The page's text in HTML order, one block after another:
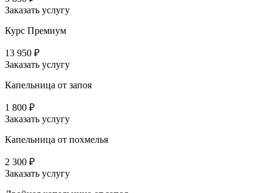
Заказать услугу
Курс Премиум
13 950 ₽
Заказать услугу
Капельница от запоя
1 800 ₽
Заказать услугу
Капельница от похмелья
2 300 ₽
Заказать услугу